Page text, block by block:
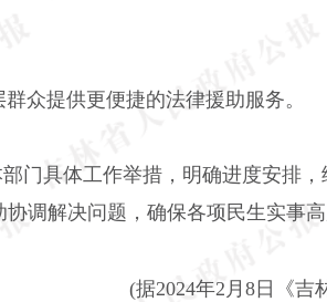
众提供更便捷的法律援助服务。
门具体工作举措，明确进度安排，
调解决问题，确保各项民生实事
(据2024年2 月 8 日《吉